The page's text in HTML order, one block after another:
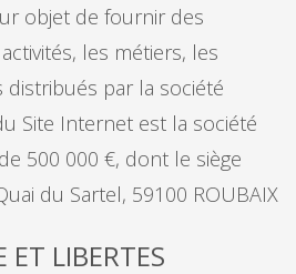
objet de fournir des
les métiers, les
par la société
Site Internet est la société
500 000 €, dont le siège
du Sartel, 59100 ROUBAIX
LIBERTES